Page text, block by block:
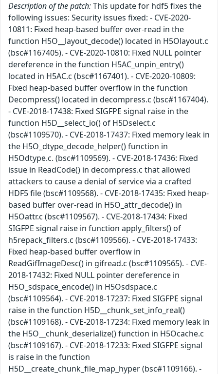
Description of the patch:This update for hdf5 fixes the
following issues: Security issues fixed: - CVE-2020-
10811: Fixed heap-based buffer over-read in the
function H5O__layout_decode() located in H5Olayout.c
(bsc#1167405). - CVE-2020-10810: Fixed NULL pointer
dereference in the function H5AC_unpin_entry()
located in H5AC.c (bsc#1167401). - CVE-2020-10809:
Fixed heap-based buffer overflow in the function
Decompress() located in decompress.c (bsc#1167404).
- CVE-2018-17438: Fixed SIGFPE signal raise in the
function H5D__select_io() of H5Dselect.c
(bsc#1109570). - CVE-2018-17437: Fixed memory leak in
the H5O_dtype_decode_helper() function in
H5Odtype.c. (bsc#1109569). - CVE-2018-17436: Fixed
issue in ReadCode() in decompress.c that allowed
attackers to cause a denial of service via a crafted
HDF5 file (bsc#1109568). - CVE-2018-17435: Fixed heap-
based buffer over-read in H5O_attr_decode() in
H5Oattr.c (bsc#1109567). - CVE-2018-17434: Fixed
SIGFPE signal raise in function apply_filters() of
h5repack_filters.c (bsc#1109566). - CVE-2018-17433:
Fixed heap-based buffer overflow in
ReadGifImageDesc() in gifread.c (bsc#1109565). - CVE-
2018-17432: Fixed NULL pointer dereference in
H5O_sdspace_encode() in H5Osdspace.c
(bsc#1109564). - CVE-2018-17237: Fixed SIGFPE signal
raise in the function H5D__chunk_set_info_real()
(bsc#1109168). - CVE-2018-17234: Fixed memory leak in
the H5O__chunk_deserialize() function in H5Ocache.c
(bsc#1109167). - CVE-2018-17233: Fixed SIGFPE signal
is raise in the function
H5D__create_chunk_file_map_hyper (bsc#1109166). -